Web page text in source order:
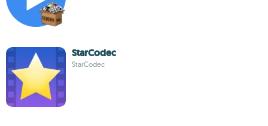
StarCodec
StarCodec